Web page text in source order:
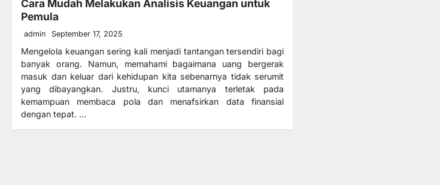
Cara Mudah Melakukan Analisis Keuangan untuk
Pemula
admin September 17, 2025
Mengelola keuangan sering kali menjadi tantangan tersendiri bagi
banyak orang. Namun, memahami bagaimana uang bergerak
masuk dan keluar dari kehidupan kita sebenarnya tidak serumit
yang dibayangkan. Justru, kunci utamanya terletak pada
kemampuan membaca pola dan menafsirkan data finansial
dengan tepat. …